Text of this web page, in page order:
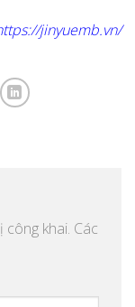
jinyuemb.vn/
công khai. Các